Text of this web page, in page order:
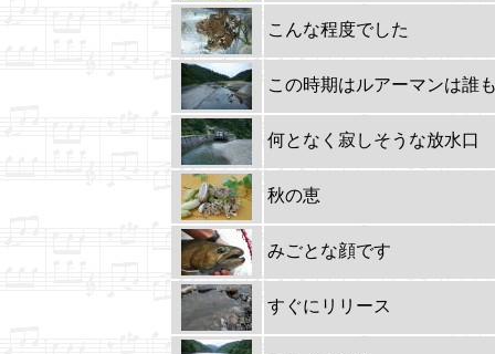
こんな程度でした
この時期はルアーマンは誰
何となく寂しそうな放水口
秋の恵
みごとな顔です
すぐにリリース